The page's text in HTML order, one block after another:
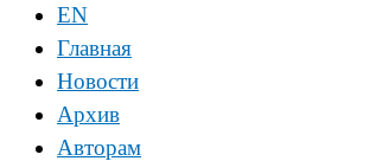
EN
Главная
Новости
Архив
Авторам